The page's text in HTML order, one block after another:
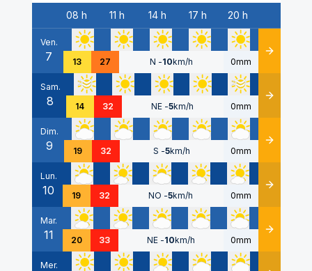
Date
08 h 11 h 14 h 17 h 20 h
Ven.
7 13 27 N -10km/h 0mm Détails
Sam.
8 14 32 NE -5km/h 0mm Détails
Dim.
9 19 32 S -5km/h 0mm Détails
Lun.
10 19 32 NO -5km/h 0mm Détails
Mar.
11 20 33 NE -10km/h 0mm Détails
Mer.